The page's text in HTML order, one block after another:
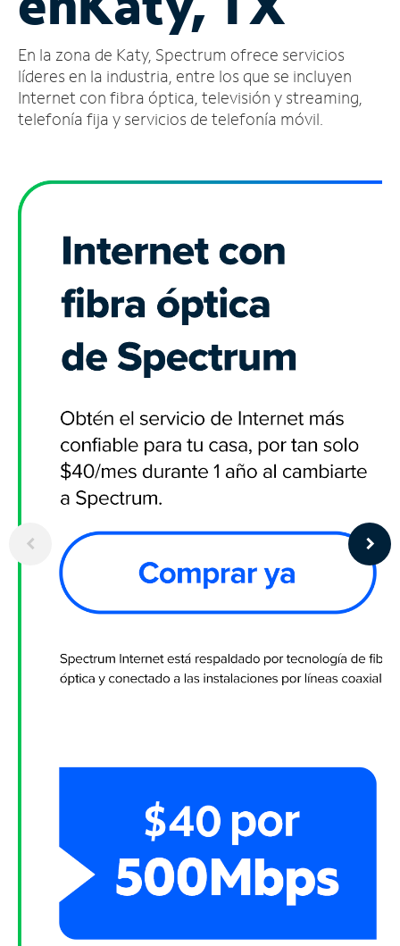
cuenta
Encuentra
una
tienda
En la zona de Katy, Spectrum ofrece servicios
líderes en la industria, entre los que se incluyen
Internet con fibra óptica, televisión y streaming,
telefonía fija y servicios de telefonía móvil.